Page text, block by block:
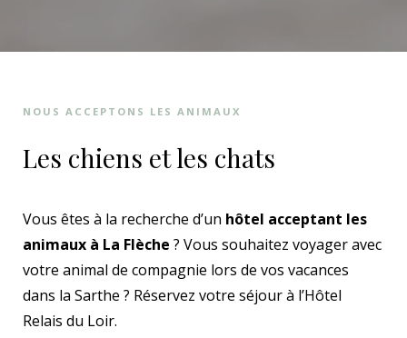
NOUS ACCEPTONS LES ANIMAUX
Les chiens et les chats
Vous êtes à la recherche d’un hôtel acceptant les
animaux à La Flèche ? Vous souhaitez voyager avec
votre animal de compagnie lors de vos vacances
dans la Sarthe ? Réservez votre séjour à l’Hôtel
Relais du Loir.